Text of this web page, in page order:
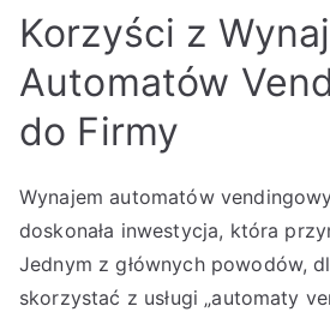
Korzyści z
Automatów
do Firmy
Wynajem automatów
doskonała inwestycja, która
Jednym z głównych powodów,
skorzystać z usługi „automaty